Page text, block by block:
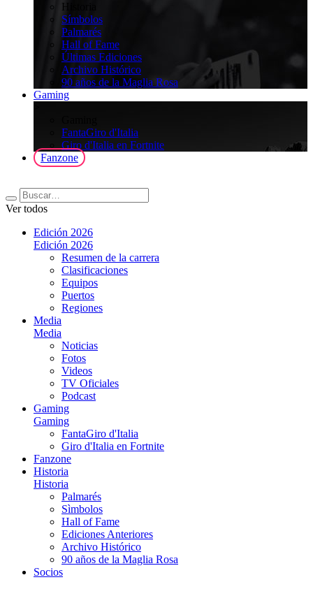
Historia
Símbolos
Palmarés
Hall of Fame
Últimas Ediciones
Archivo Histórico
90 años de la Maglia Rosa
Gaming
FantaGiro d'Italia
Giro d'Italia en Fortnite
Fanzone
Ver todos
Edición 2026
Edición 2026
Resumen de la carrera
Clasificaciones
Equipos
Puertos
Regiones
Media
Media
Noticias
Fotos
Videos
TV Oficiales
Podcast
Gaming
Gaming
FantaGiro d'Italia
Giro d'Italia en Fortnite
Fanzone
Historia
Historia
Palmarés
Sìmbolos
Hall of Fame
Ediciones Anteriores
Archivo Histórico
90 años de la Maglia Rosa
Socios